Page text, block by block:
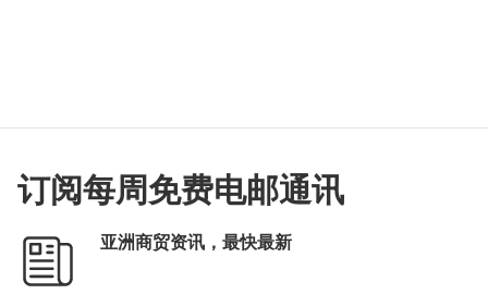
订阅每周免费电邮通讯
亚洲商贸资讯，最快最新